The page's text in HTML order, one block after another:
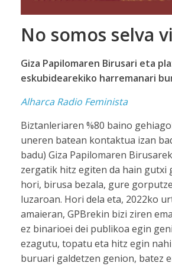
No somos selva
Giza Papilomaren Birusari eta
eskubidearekiko harremanari
Alharca Radio Feminista
Biztanleriaren %80 baino
uneren batean kontaktua izan
badu) Giza Papilomaren
zergatik hitz egiten da hain gutxi
hori, birusa bezala, gure
luzaroan. Hori dela eta, 2022ko
amaieran, GPBrekin bizi ziren
ez binarioei dei publikoa egin
ezagutu, topatu eta hitz egin
buruari galdetzen genion, batez